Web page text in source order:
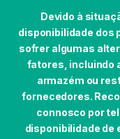
Devido à
disponibilidade dos
sofrer algumas
fatores, incluindo
armazém ou
fornecedores.
connosco por
disponibilidade de
Skip to navigation
Skip to content
EAN do produto